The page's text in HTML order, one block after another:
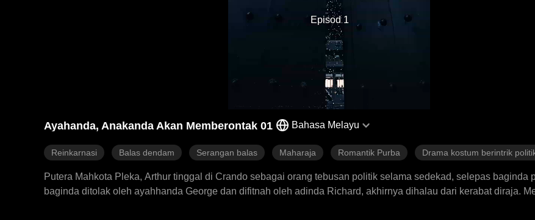
Episod 1
Ayahanda, Anakanda Akan Memberontak 01 Bahasa Melayu
Reinkarnasi Balas dendam Serangan balas Maharaja Romantik Purba Drama kostum berintrik
Putera Mahkota Pleka, Arthur tinggal di Crando sebagai orang tebusan politik selama sedekad, selepas baginda
baginda ditolak oleh ayahhanda George dan difitnah oleh adinda Richard, akhirnya dihalau dari kerabat diraja.